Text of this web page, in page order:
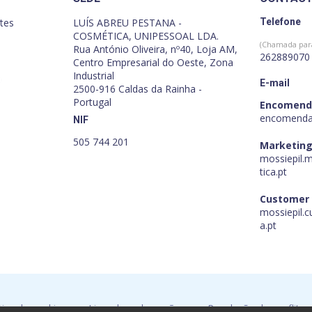
LUÍS ABREU PESTANA -
COSMÉTICA, UNIPESSOAL LDA.
Rua António Oliveira, nº40, Loja AM,
Centro Empresarial do Oeste, Zona
Industrial
2500-916 Caldas da Rainha -
Portugal
NIF
505 744 201
Telefone
(Chamada
262889070
E-mail
tica.pt
Customer
a.pt
de cookies Livro de reclamações Resolução de conflitos